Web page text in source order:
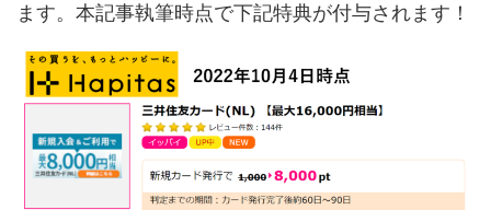
ます。本記事執筆時点で下記特典が付与されます！